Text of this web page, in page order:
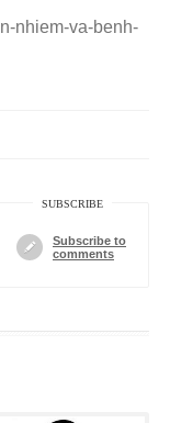
nhiem-va-benh-
SUBSCRIBE
Subscribe to
comments